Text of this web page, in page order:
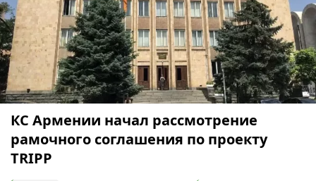
КС Армении начал рассмотрение
рамочного соглашения по проекту
TRIPP